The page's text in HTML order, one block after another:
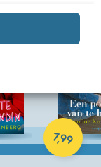
7,99
E-book